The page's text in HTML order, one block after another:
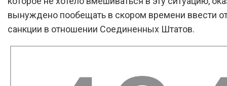
вынуждено пообещать в скором времени ввести
санкции в отношении Соединенных Штатов.